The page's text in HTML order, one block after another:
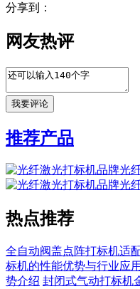
分享到：
网友热评
推荐产品
光
光
热点推荐
全自动阀盖点阵打标机适
标机的性能优势与行业应用
势介绍 封闭式气动打标机